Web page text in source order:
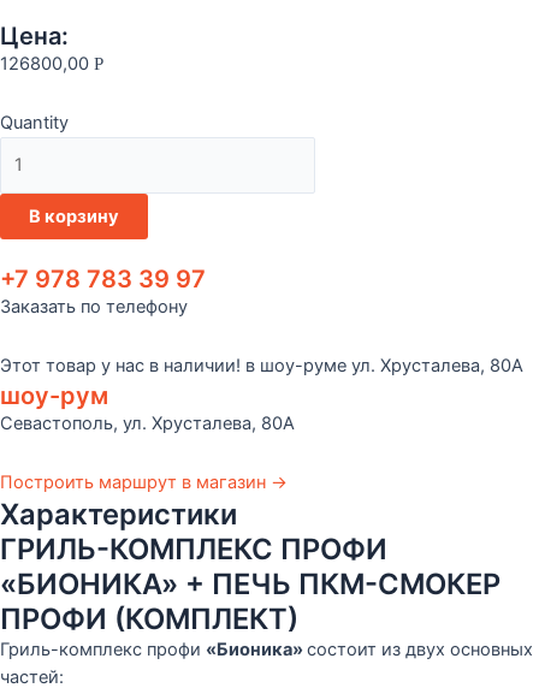
Цена:
126800,00 Р
Quantity
товара
ГРИЛЬ-
КОМПЛЕКС
«БИОНИКА»
+
ПКМ-
СМОКЕР
ПРОФИ
В корзину
+7 978 783 39 97
Заказать по телефону
Этот товар у нас в наличии! в шоу-руме ул. Хрусталева, 80А
шоу-рум
Севастополь, ул. Хрусталева, 80А
Построить маршрут в магазин →
Характеристики
ГРИЛЬ-КОМПЛЕКС ПРОФИ
«БИОНИКА» + ПЕЧЬ ПКМ-СМОКЕР
ПРОФИ (КОМПЛЕКТ)
Гриль-комплекс профи «Бионика»состоит из двух основных
частей: